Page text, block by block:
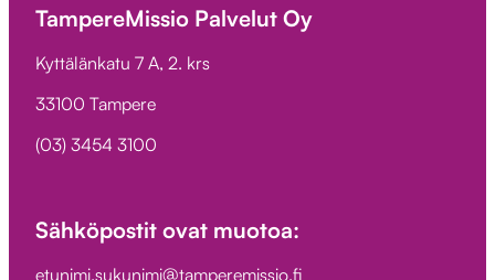
TampereMissio Palvelut Oy
Kyttälänkatu 7 A, 2. krs
33100 Tampere
(03) 3454 3100
Sähköpostit ovat muotoa:
etunimi.sukunimi@tamperemissio.fi